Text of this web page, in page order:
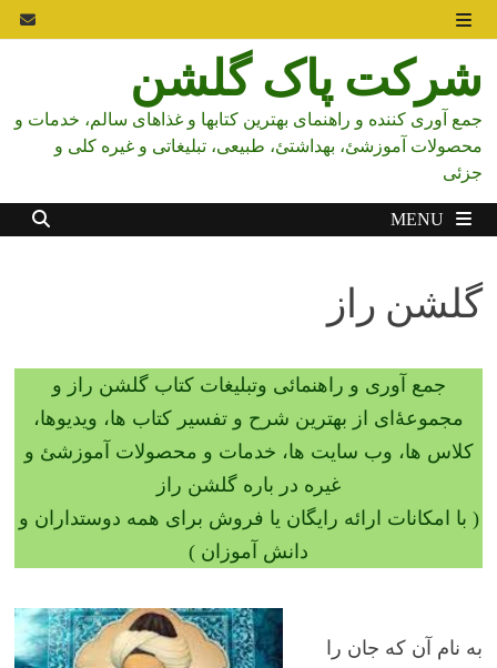
Skip
to
content
MENU
شرکت پاک گلشن
جمع آوری کننده و راهنمای بهترین کتابها و غذاهای سالم، خدمات و
محصولات آموزشئ، بهداشتئ، طبیعی، تبلیغاتی و غیره کلی و
جزئی
گلشن راز
جمع آوری و راهنمائی وتبلیغات کتاب گلشن راز و
مجموعۀای از بهترین شرح و تفسیر کتاب ها، ویدیوها،
کلاس ها، وب سایت ها، خدمات و محصولات آموزشئ و
غیره در باره گلشن راز
( با امکانات ارائه رایگان یا فروش برای همه دوستداران و
دانش آموزان )
به نام آن که جان را